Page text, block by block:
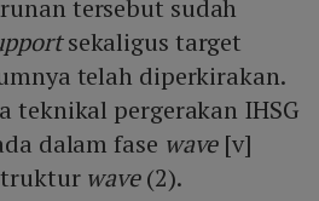
tersebut sudah
sekaligus target
telah diperkirakan.
teknikal pergerakan IHSG
dalam fase wave[v]
wave(2).